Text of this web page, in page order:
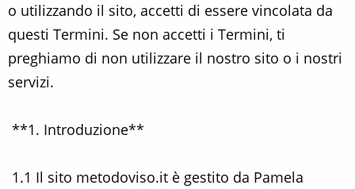
o utilizzando il sito, accetti di essere vincolata da
questi Termini. Se non accetti i Termini, ti
preghiamo di non utilizzare il nostro sito o i nostri
servizi.
**1. Introduzione**
1.1 Il sito metodoviso.it è gestito da Pamela